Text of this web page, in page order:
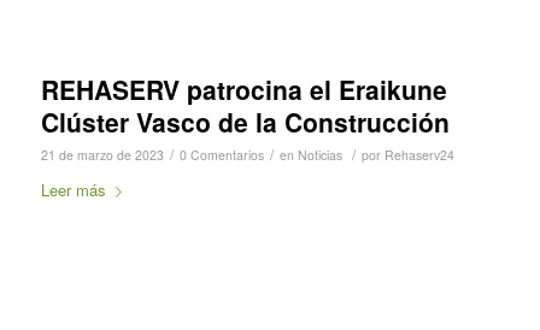
REHASERV patrocina el Eraikune
Clúster Vasco de la Construcción
21 de marzo de 2023 / 0 Comentarios / en Noticias / por Rehaserv24
Leer más